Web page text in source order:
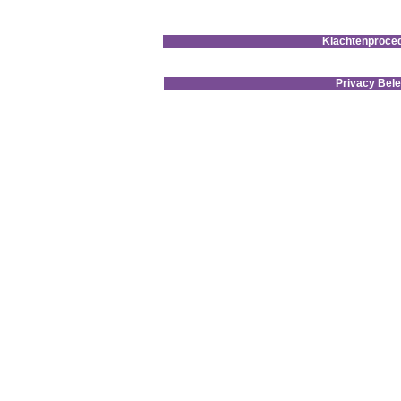
Privacy